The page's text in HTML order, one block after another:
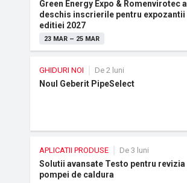
23 MAR – 25 MAR
Green Energy Expo & Romenvirotec a
deschis inscrierile pentru expozantii
editiei 2027
GHIDURI NOI De 2 luni
Noul Geberit PipeSelect
APLICATII PRODUSE De 3 luni
Solutii avansate Testo pentru revizia
pompei de caldura